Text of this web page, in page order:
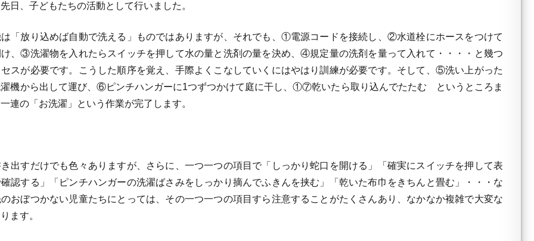
日、子どもたちの活動として行いました。
「放り込めば自動で洗える」ものではありますが、それでも、①電源コードを接続し、②水道栓にホースをつけて
、③洗濯物を入れたらスイッチを押して水の量と洗剤の量を決め、④規定量の洗剤を量って入れて・・・・と幾つ
スが必要です。こうした順序を覚え、手際よくこなしていくにはやはり訓練が必要です。そして、⑤洗い上がった
機から出して運び、⑥ピンチハンガーに1つずつかけて庭に干し、①⑦乾いたら取り込んでたたむ というところま
連の「お洗濯」という作業が完了します。
すだけでも色々ありますが、さらに、一つ一つの項目で「しっかり蛇口を開ける」「確実にスイッチを押して表
認する」「ピンチハンガーの洗濯ばさみをしっかり摘んでふきんを挟む」「乾いた布巾をきちんと畳む」・・・な
おぼつかない児童たちにとっては、その一つ一つの項目すら注意することがたくさんあり、なかなか複雑で大変な
ます。